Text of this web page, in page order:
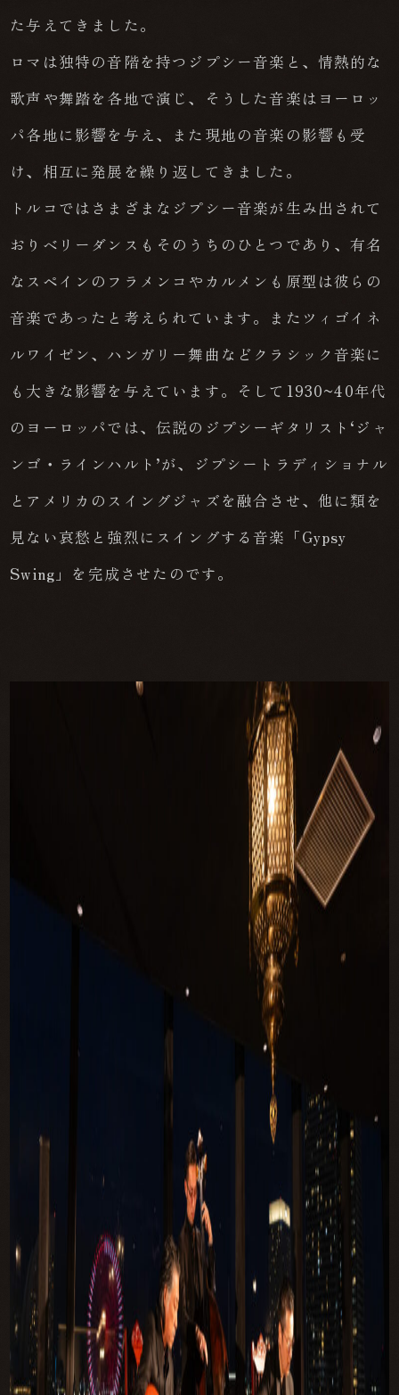
た与えてきました。
ロマは独特の音階を持つジプシー音楽と、情熱的な
歌声や舞踏を各地で演じ、そうした音楽はヨーロッ
パ各地に影響を与え、また現地の音楽の影響も受
け、相互に発展を繰り返してきました。
トルコではさまざまなジプシー音楽が生み出されて
おりベリーダンスもそのうちのひとつであり、有名
なスペインのフラメンコやカルメンも原型は彼らの
音楽であったと考えられています。またツィゴイネ
ルワイゼン、ハンガリー舞曲などクラシック音楽に
も大きな影響を与えています。そして1930~40年代
のヨーロッパでは、伝説のジプシーギタリスト‘ジャ
ンゴ・ラインハルト’が、ジプシートラディショナル
とアメリカのスイングジャズを融合させ、他に類を
見ない哀愁と強烈にスイングする音楽「Gypsy
Swing」を完成させたのです。